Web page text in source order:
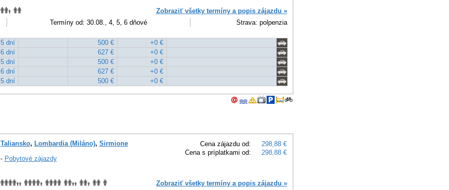
Zobraziť všetky termíny a popis zájazdu »
Termíny od: 30.08., 4, 5, 6 dňové Strava: polpenzia
5 dní 500 €
+0 €
6 dní 627 €
+0 €
5 dní 500 €
+0 €
6 dní 627 €
+0 €
5 dní 500 € +0 €
Cena zájazdu od:
298,88 €
Cena s príplatkami od:
298,88 €
Taliansko, Lombardia (Miláno), Sirmione
- Pobytové zájazdy
Zobraziť všetky termíny a popis zájazdu »